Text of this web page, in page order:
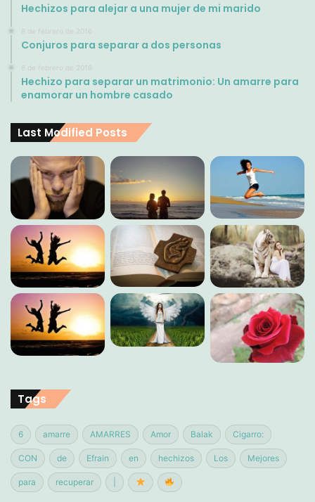
Hechizos para alejar a una mujer de mi marido
8 de febrero de 2016
Conjuros para separar a dos personas
8 de febrero de 2016
Hechizo para separar un matrimonio: Un amarre para
enamorar un hombre casado
Last Modified Posts
Tags
6 amarre AMARRES Amor Balak Cigarro:
CON de Efrain en hechizos Los Mejores
para recuperar